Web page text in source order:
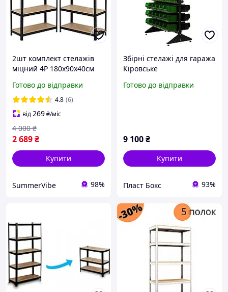
2шт комплект стелажів
міцний 4Р 180х90х40см
складський стелаж
поличний для складу
комори гаража майстерні
Готово до відправки
4.8 (6)
від269₴/міс
2 689₴
4 000 ₴
Купити
SummerVibe 98%
Збірні стелажі для гаража
Кіровське
Готово до відправки
9 100₴
Купити
Пласт Бокс 93%